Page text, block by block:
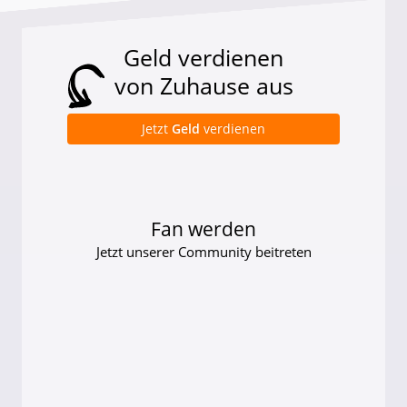
Geld verdienen
von Zuhause aus
Jetzt Geld verdienen
Fan werden
Jetzt unserer Community beitreten